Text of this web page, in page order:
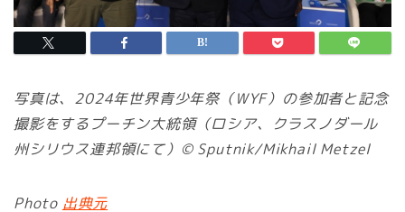
写真は、2024年世界青少年祭（WYF）の参加者と記念
撮影をするプーチン大統領（ロシア、クラスノダール
州シリウス連邦領にて）© Sputnik/Mikhail Metzel
Photo 出典元